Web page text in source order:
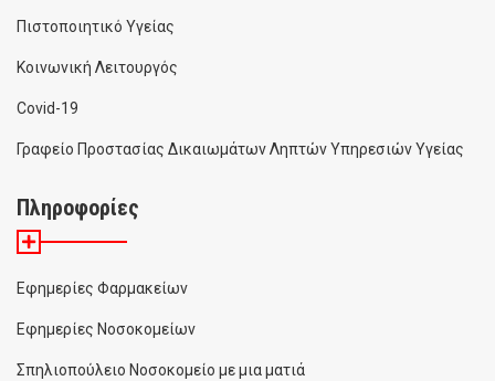
Πιστοποιητικό Υγείας
Κοινωνική Λειτουργός
Covid-19
Γραφείο Προστασίας Δικαιωμάτων Ληπτών Υπηρεσιών Υγείας
Πληροφορίες
Εφημερίες Φαρμακείων
Εφημερίες Νοσοκομείων
Σπηλιοπούλειο Νοσοκομείο με μια ματιά